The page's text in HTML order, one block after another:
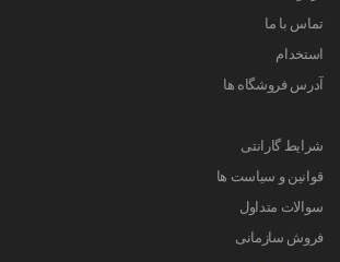
تماس با ما
استخدام
آدرس فروشگاه ها
شرایط گارانتی
قوانین و سیاست ها
سوالات متداول
فروش سازمانی